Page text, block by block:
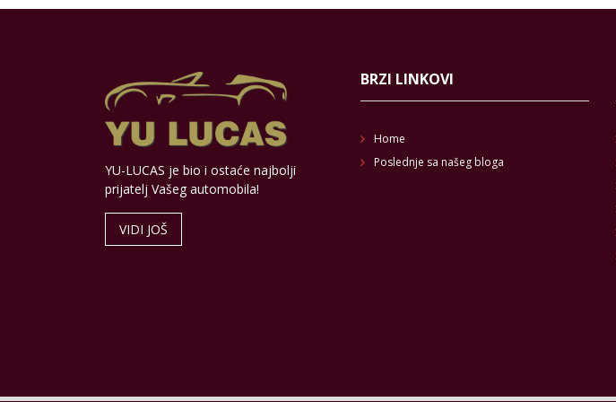
YU-LUCAS je bio i ostaće najbolji
prijatelj Vašeg automobila!
VIDI JOŠ
BRZI LINKOVI
Home
Poslednje sa našeg bloga